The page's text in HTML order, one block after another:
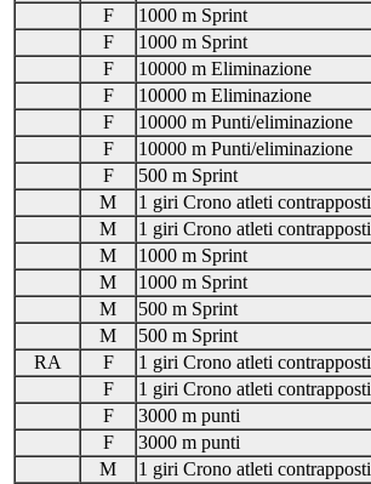
F
1000 m Sprint
F
1000 m Sprint
F
10000 m Eliminazione
F
10000 m Eliminazione
F
10000 m Punti/eliminazione
F
10000 m Punti/eliminazione
F
500 m Sprint
M
1 giri Crono atleti contrapposti
M
1 giri Crono atleti contrapposti
M
1000 m Sprint
M
1000 m Sprint
M
500 m Sprint
M
500 m Sprint
RA
F 1 giri Crono atleti contrapposti
F
1 giri Crono atleti contrapposti
F
3000 m punti
F
3000 m punti
M
1 giri Crono atleti contrapposti